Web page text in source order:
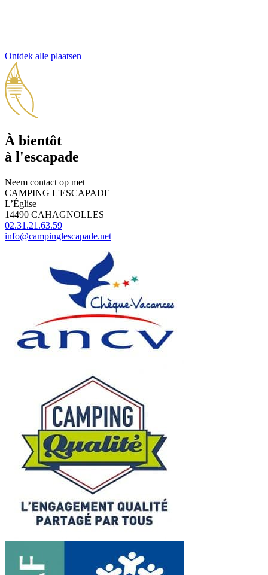
Ontdek alle plaatsen
À bientôt
à l'escapade
Neem contact op met
CAMPING L'ESCAPADE
L’Église
14490 CAHAGNOLLES
02.31.21.63.59
info@campinglescapade.net